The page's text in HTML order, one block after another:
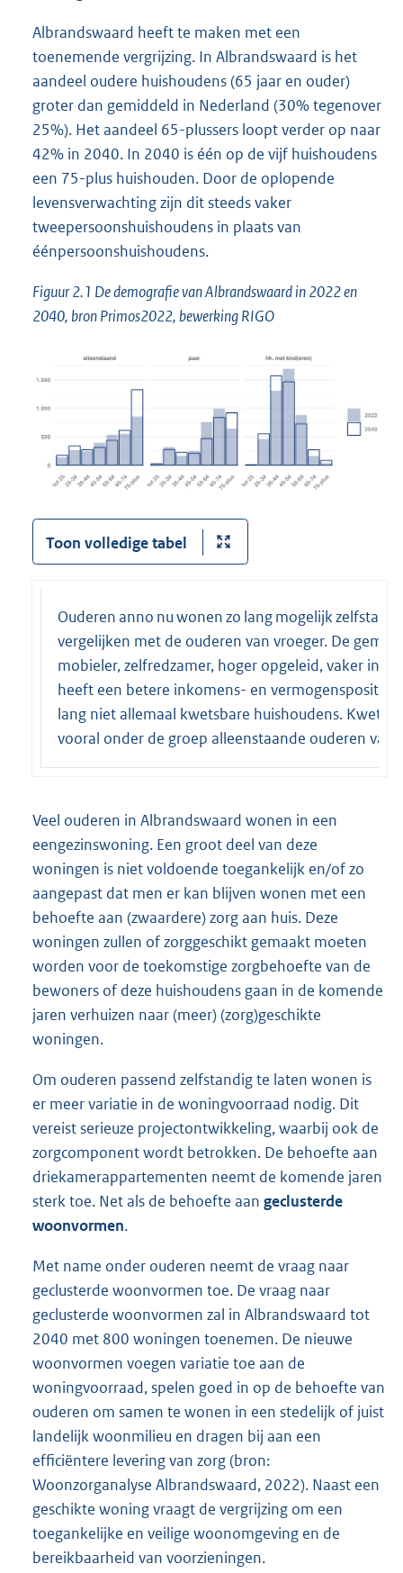
Albrandswaard heeft te maken met een
toenemende vergrijzing. In Albrandswaard is het
aandeel oudere huishoudens (65 jaar en ouder)
groter dan gemiddeld in Nederland (30% tegenover
25%). Het aandeel 65-plussers loopt verder op naar
42% in 2040. In 2040 is één op de vijf huishoudens
een 75-plus huishouden. Door de oplopende
levensverwachting zijn dit steeds vaker
tweepersoonshuishoudens in plaats van
éénpersoonshuishoudens.
Figuur 2.1 De demografie van Albrandswaard in 2022 en
2040, bron Primos2022, bewerking RIGO
Toon volledige tabel
Ouderen anno nu wonen zo lang mogelijk
vergelijken met de ouderen van vroeger. De
mobieler, zelfredzamer, hoger opgeleid, vaker in
heeft een betere inkomens- en vermogenspositie.
lang niet allemaal kwetsbare huishoudens.
vooral onder de groep alleenstaande ouderen
Veel ouderen in Albrandswaard wonen in een
eengezinswoning. Een groot deel van deze
woningen is niet voldoende toegankelijk en/of zo
aangepast dat men er kan blijven wonen met een
behoefte aan (zwaardere) zorg aan huis. Deze
woningen zullen of zorggeschikt gemaakt moeten
worden voor de toekomstige zorgbehoefte van de
bewoners of deze huishoudens gaan in de komende
jaren verhuizen naar (meer) (zorg)geschikte
woningen.
Om ouderen passend zelfstandig te laten wonen is
er meer variatie in de woningvoorraad nodig. Dit
vereist serieuze projectontwikkeling, waarbij ook de
zorgcomponent wordt betrokken. De behoefte aan
driekamerappartementen neemt de komende jaren
sterk toe. Net als de behoefte aan geclusterde
woonvormen.
Met name onder ouderen neemt de vraag naar
geclusterde woonvormen toe. De vraag naar
geclusterde woonvormen zal in Albrandswaard tot
2040 met 800 woningen toenemen. De nieuwe
woonvormen voegen variatie toe aan de
woningvoorraad, spelen goed in op de behoefte van
ouderen om samen te wonen in een stedelijk of juist
landelijk woonmilieu en dragen bij aan een
efficiëntere levering van zorg (bron:
Woonzorganalyse Albrandswaard, 2022). Naast een
geschikte woning vraagt de vergrijzing om een
toegankelijke en veilige woonomgeving en de
bereikbaarheid van voorzieningen.